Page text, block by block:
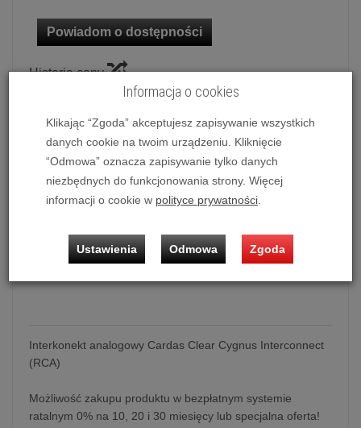
Powiadom o dostępności
Historia ceny
2 x 0.5 m
Ilość:
dodaj do koszyka
Interkonekt analogowy Cardas Clear Cygnus Interconnect
(RCA)
Możliwość zakupu produktu w bezpłatnym systemie
ratalnym 0% na 10, 20 i 30 miesięcy lub specjalna oferta!
Informacja o cookies
Klikając “Zgoda” akceptujesz zapisywanie wszystkich
danych cookie na twoim urządzeniu. Kliknięcie
“Odmowa” oznacza zapisywanie tylko danych
niezbędnych do funkcjonowania strony. Więcej
informacji o cookie w polityce prywatności.
Ustawienia Odmowa Zgoda